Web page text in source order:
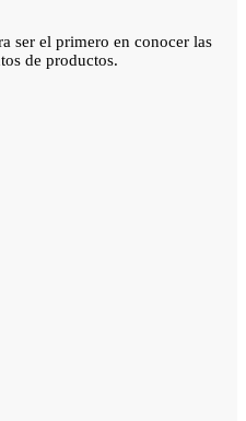
ser el primero en conocer las
de productos.